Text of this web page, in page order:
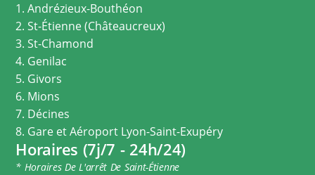
1. Andrézieux-Bouthéon
2. St-Étienne (Châteaucreux)
3. St-Chamond
4. Genilac
5. Givors
6. Mions
7. Décines
8. Gare et Aéroport Lyon-Saint-Exupéry
Horaires (7j/7 - 24h/24)
* Horaires De L'arrêt De Saint-Étienne